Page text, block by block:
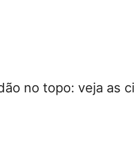
no topo: veja as